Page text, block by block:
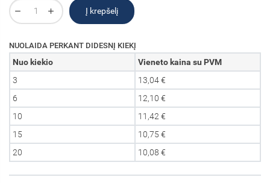
Į krepšelį
NUOLAIDA PERKANT DIDESNĮ KIEKĮ
Nuo kiekio
Vieneto kaina su PVM
3
13,04 €
6
12,10 €
10
11,42 €
15
10,75 €
20
10,08 €